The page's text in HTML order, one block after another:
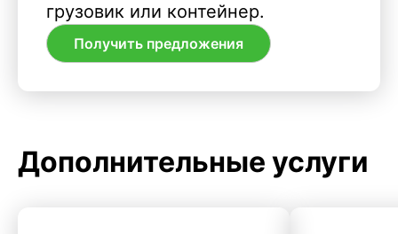
грузовик или контейнер.
Получить предложения
Дополнительные услуги